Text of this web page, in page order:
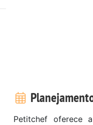
Petitchef oferece